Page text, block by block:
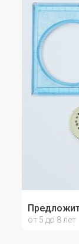
от 5 до 8 лет